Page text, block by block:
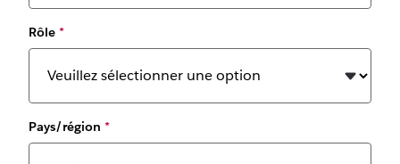
Rôle *
Pays/région *